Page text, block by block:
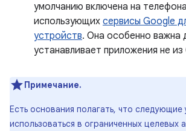
умолчанию включена на
использующих сервисы Google
устройств. Она особенно важна
устанавливает приложения не из
Примечание.
Есть основания полагать, что следующие
использоваться в ограниченных целевых